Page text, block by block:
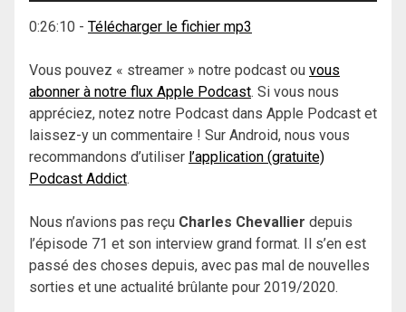
0:26:10 - Télécharger le fichier mp3
Vous pouvez « streamer » notre podcast ou vous
abonner à notre flux Apple Podcast. Si vous nous
appréciez, notez notre Podcast dans Apple Podcast et
laissez-y un commentaire ! Sur Android, nous vous
recommandons d’utiliser l’application (gratuite)
Podcast Addict.
Nous n’avions pas reçu Charles Chevallier depuis
l’épisode 71 et son interview grand format. Il s’en est
passé des choses depuis, avec pas mal de nouvelles
sorties et une actualité brûlante pour 2019/2020.